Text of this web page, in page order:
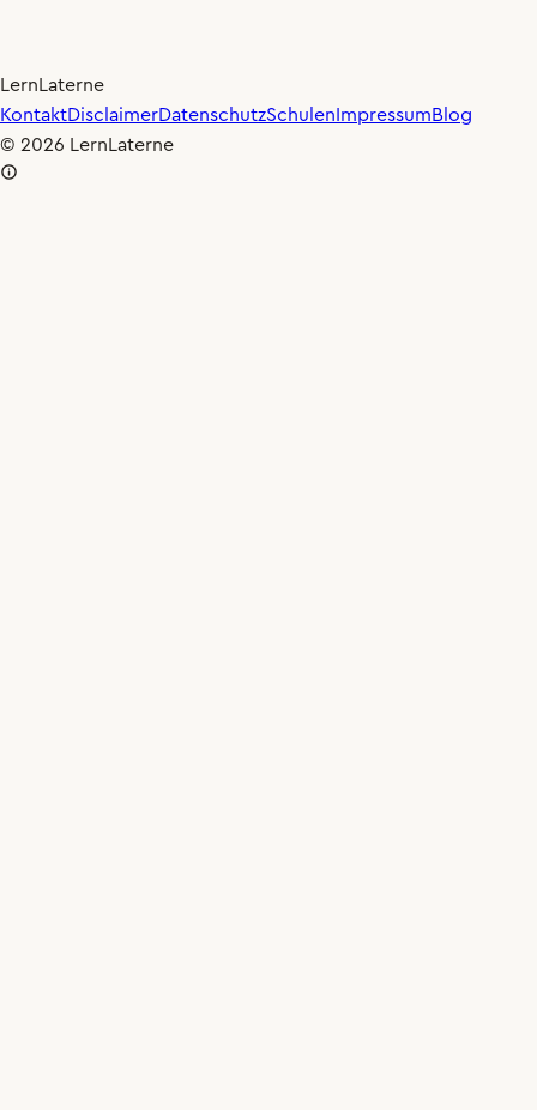
×0.80 🐢
LernLaterne
KontaktDisclaimerDatenschutzSchulen ImpressumBlog
© 2026 LernLaterne